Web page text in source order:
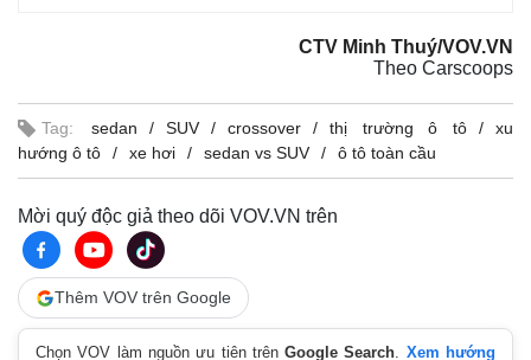
CTV Minh Thuý/VOV.VN
Theo Carscoops
Tag: sedan SUV crossover thị trường ô tô
xu
hướng ô tô
xe hơi sedan vs SUV ô tô toàn cầu
Mời quý độc giả theo dõi VOV.VN trên
Thêm VOV trên Google
Chọn VOV làm nguồn ưu tiên trênGoogle Search. Xem hướng